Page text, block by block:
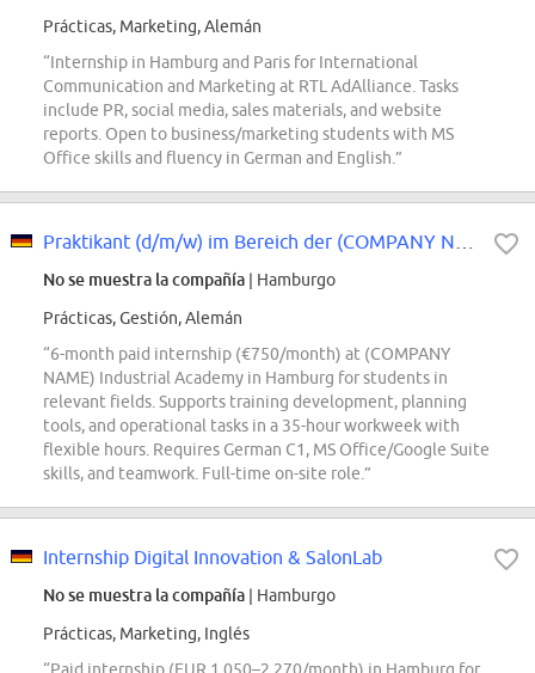
Prácticas, Marketing, Alemán
“Internship in Hamburg and Paris for International
Communication and Marketing at RTL AdAlliance. Tasks
include PR, social media, sales materials, and website
reports. Open to business/marketing students with MS
Office skills and fluency in German and English.”
No se muestra la compañía | Hamburgo
Prácticas, Gestión, Alemán
“6-month paid internship (€750/month) at (COMPANY
NAME) Industrial Academy in Hamburg for students in
relevant fields. Supports training development, planning
tools, and operational tasks in a 35-hour workweek with
flexible hours. Requires German C1, MS Office/Google Suite
skills, and teamwork. Full-time on-site role.”
Internship Digital Innovation & SalonLab
No se muestra la compañía | Hamburgo
Prácticas, Marketing, Inglés